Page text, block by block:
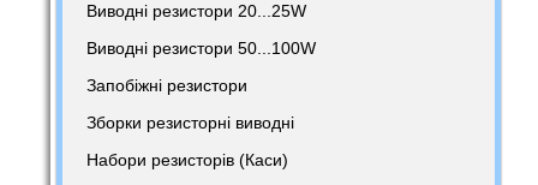
Виводні резистори 20...25W
Виводні резистори 50...100W
Запобіжні резистори
Зборки резисторні виводні
Набори резисторів (Каси)